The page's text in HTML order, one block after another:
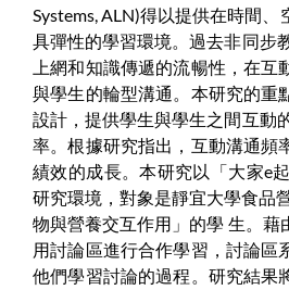
Systems, ALN)得以提供在時間、
具彈性的學習環境。過去非同步
上網和知識傳遞的流暢性，在互
與學生的輪型溝通。本研究的重
設計，提供學生與學生之間互動
率。根據研究指出，互動溝通頻
績效的成長。本研究以「大家e
研究環境，對象是靜宜大學食品
物與營養交互作用」的學 生。藉
用討論區進行合作學習，討論區
他們學習討論的過程。研究結果